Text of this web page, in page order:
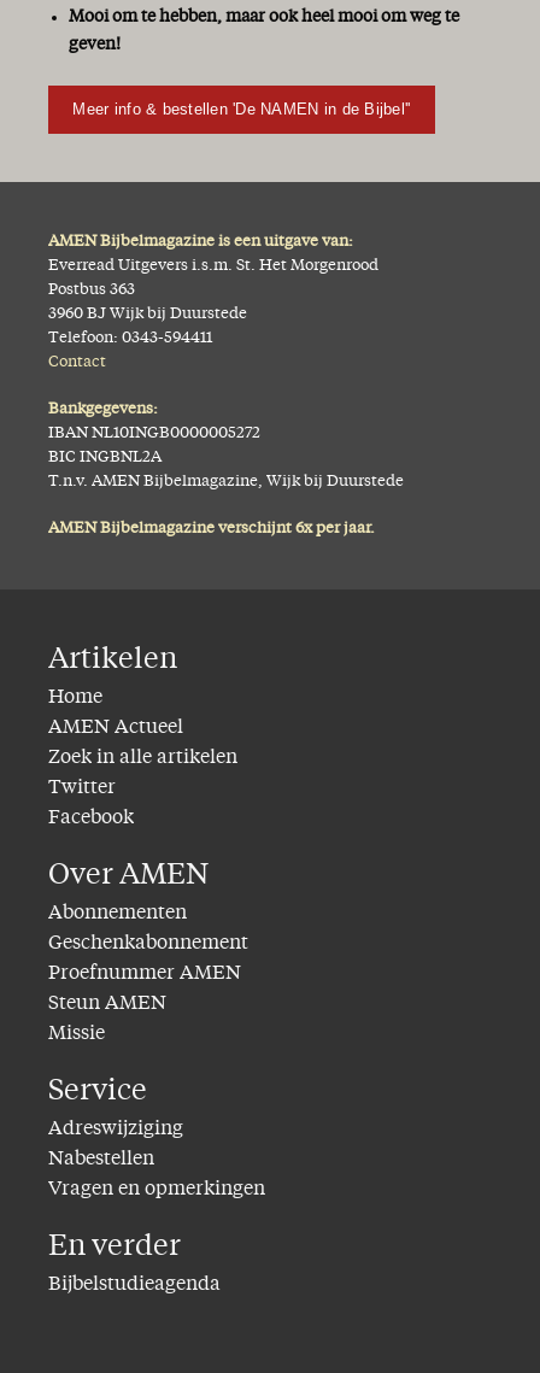
Mooi om te hebben, maar ook heel mooi om weg te
geven!
Meer info & bestellen 'De NAMEN in de Bijbel''
AMEN Bijbelmagazine is een uitgave van:
Everread Uitgevers i.s.m. St. Het Morgenrood
Postbus 363
3960 BJ Wijk bij Duurstede
Telefoon: 0343-594411
Contact
Bankgegevens:
IBAN NL10INGB0000005272
BIC INGBNL2A
T.n.v. AMEN Bijbelmagazine, Wijk bij Duurstede
AMEN Bijbelmagazine verschijnt 6x per jaar.
Artikelen
Home
AMEN Actueel
Zoek in alle artikelen
Twitter
Facebook
Over AMEN
Abonnementen
Geschenkabonnement
Proefnummer AMEN
Steun AMEN
Missie
Service
Adreswijziging
Nabestellen
Vragen en opmerkingen
En verder
Bijbelstudieagenda